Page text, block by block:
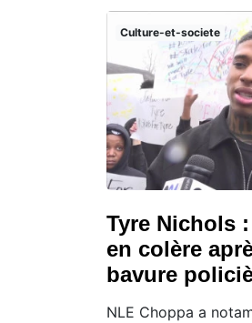
Culture-et-societe
Tyre Nichols
en colère
bavure
NLE Choppa a